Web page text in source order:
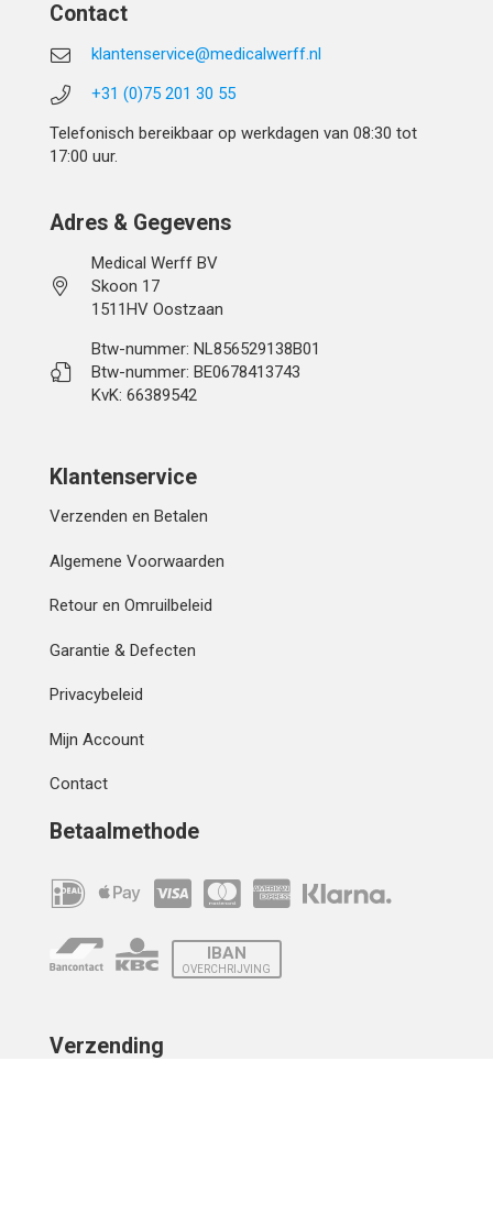
Contact
klantenservice@medicalwerff.nl
+31 (0)75 201 30 55
Telefonisch bereikbaar op werkdagen van 08:30 tot
17:00 uur.
Adres & Gegevens
Medical Werff BV
Skoon 17
1511HV Oostzaan
Btw-nummer: NL856529138B01
Btw-nummer: BE0678413743
KvK: 66389542
Klantenservice
Verzenden en Betalen
Algemene Voorwaarden
Retour en Omruilbeleid
Garantie & Defecten
Privacybeleid
Mijn Account
Contact
Betaalmethode
IBAN
OVERCHRIJVING
Verzending